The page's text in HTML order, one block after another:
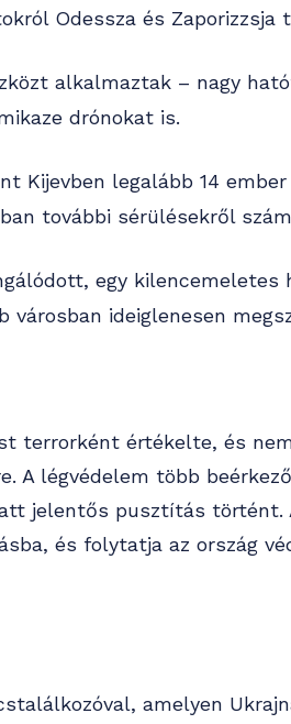
Odessza és Zaporizzsja
alkalmaztak – nagy
drónokat is.
Kijevben legalább 14
további sérülésekről
egy kilencemeletes
ideiglenesen
terrorként értékelte, és
A légvédelem több
jelentős pusztítás történt.
és folytatja az ország
amelyen